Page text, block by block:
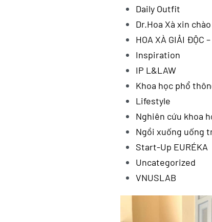
Daily Outfit
Dr.Hoa Xà xin chào
HOA XÀ GIẢI ĐỘC
Inspiration
IP L&LAW
Khoa học phổ
Lifestyle
Nghiên cứu khoa
Ngồi xuống uống
Start-Up EURÉKA
Uncategorized
VNUSLAB